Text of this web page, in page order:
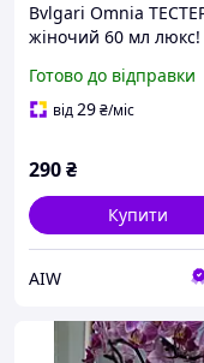
Bvlgari Omnia
жіночий 60 мл люкс!
Готово до відправки
від29₴/міс
290₴
Купити
AIW